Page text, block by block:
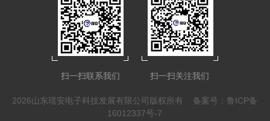
扫一扫联系我们 扫一扫关注我们
2026山东瑶安电子科技发展有限公司版权所有 备案号：鲁ICP备
16012337号-7